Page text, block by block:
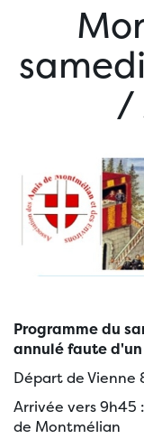
/
Programme du
annulé faute
Départ de Vienne
Arrivée vers 9h45
de Montmélian